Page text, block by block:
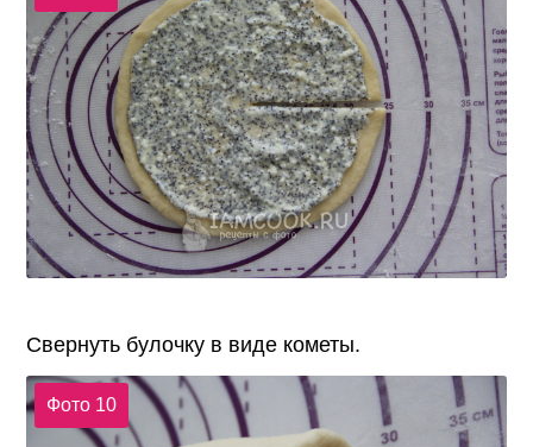
Свернуть булочку в виде кометы.
Фото 10